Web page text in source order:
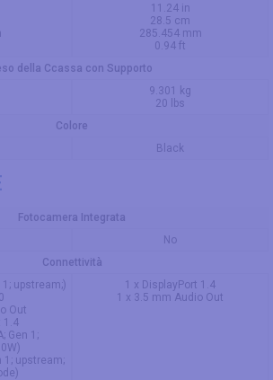
11.24 in
28.5 cm
285.454 mm
0.94 ft
della Ccassa con Supporto
9.301 kg
20 lbs
Colore
Black
Fotocamera Integrata
No
Connettività
1; upstream;)
Out
1.4
Gen 1;
1; upstream;
1 x DisplayPort 1.4
1 x 3.5 mm Audio Out